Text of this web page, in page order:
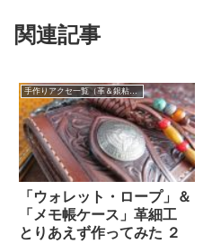
関連記事
手作りアクセ一覧（革＆銀粘土）
「ウォレット・ロープ」＆
「メモ帳ケース」革細工
とりあえず作ってみた ２